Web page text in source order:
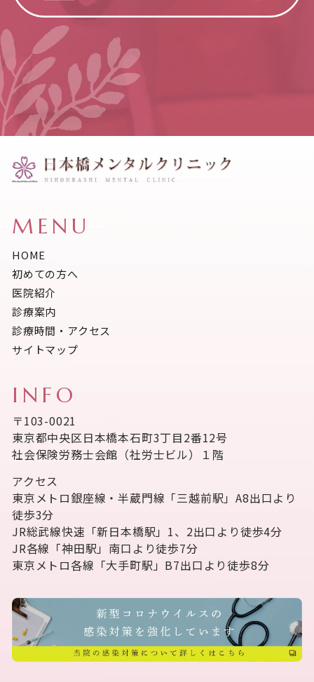
MENU
HOME
初めての方へ
医院紹介
診療案内
診療時間・アクセス
サイトマップ
INFO
〒103-0021
東京都中央区日本橋本石町3丁目2番12号
社会保険労務士会館（社労士ビル）１階
アクセス
東京メトロ銀座線・半蔵門線「三越前駅」A8出口より
徒歩3分
JR総武線快速「新日本橋駅」1、2出口より徒歩4分
JR各線「神田駅」南口より徒歩7分
東京メトロ各線「大手町駅」B7出口より徒歩8分